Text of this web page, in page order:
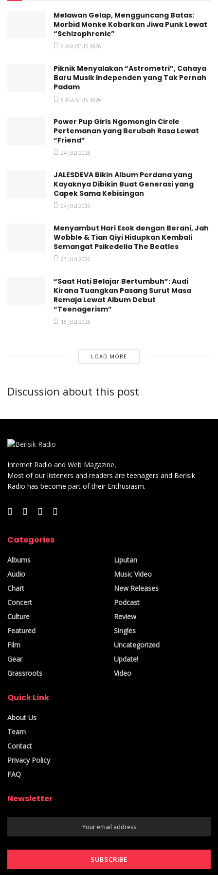
Black Star Luar Angkasa
Melawan Gelap, Mengguncang Batas:
Morbid Monke Kobarkan Jiwa Punk Lewat
“Schizophrenic”
6 AGUSTUS 2026
Piknik Menyalakan “Astrometri”, Cahaya
Baru Musik Independen yang Tak Pernah
Padam
6 AGUSTUS 2026
Power Pup Girls Ngomongin Circle
Pertemanan yang Berubah Rasa Lewat
“Friend”
24 JULI 2026
JALESDEVA Bikin Album Perdana yang
Kayaknya Dibikin Buat Generasi yang
Capek Sama Kebisingan
24 JULI 2026
Menyambut Hari Esok dengan Berani, Jah
Wobble & Tian Qiyi Hidupkan Kembali
Semangat Psikedelia The Beatles
23 JULI 2026
“Saat Hati Belajar Bertumbuh”: Audi
Kirana Tuangkan Pasang Surut Masa
Remaja Lewat Album Debut
“Teenagerism”
15 JULI 2026
LOAD MORE
Discussion about this post
Internet Radio and Web Magazine,
Most of our listeners and readers are teenagers and Berisik
Radio has become part of their Enthusiasm.
Categories
Albums
Audio
Chart
Concert
Culture
Featured
Film
Gear
Grassroots
Liputan
Music Video
New Releases
Podcast
Review
Singles
Uncategorized
Update!
Video
Quick Link
About Us
Team
Contact
Privacy Policy
FAQ
Newsletter